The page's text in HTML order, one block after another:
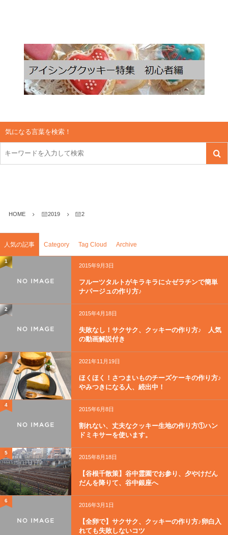
気になる言葉を検索！
HOME 2019 2
人気の記事 Category Tag Cloud Archive
1
2015年9月3日
フルーツタルトがキラキラに☆ゼラチンで簡単
ナパージュの作り方♪
2
2015年4月18日
失敗なし！サクサク、クッキーの作り方♪ 人気
の動画解説付き
3
2021年11月19日
ほくほく！さつまいものチーズケーキの作り方♪
やみつきになる人、続出中！
4
2015年6月8日
割れない、丈夫なクッキー生地の作り方①ハン
ドミキサーを使います。
5
2015年8月18日
【谷根千散策】谷中霊園でお参り、夕やけだん
だんを降りて、谷中銀座へ
6
2016年3月1日
【全卵で】サクサク、クッキーの作り方♪卵白入
れても失敗しないコツ